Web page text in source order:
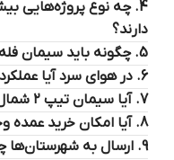
4. چه نوع پروژه‌هایی
دارند؟
5. چگونه باید سیمان فله را نگهداری کرد؟
6. در هوای سرد آیا عملکرد سیمان شمال کاهش می‌یابد؟
7. آیا سیمان تیپ ۲ شمال برای مناطق شور مناسب است؟
8. آیا امکان خرید عمده وجود دارد؟
9. ارسال به شهرستان‌ها چگونه است؟